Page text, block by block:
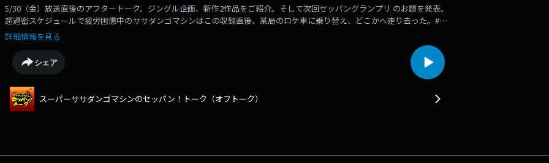
5/30（金）放送直後のアフタートーク。ジングル企画、新作2作品をご紹介。そして次回セッパングランプリ のお題を発表。
超過密スケジュールで疲労困憊中のササダンゴマシンはこの収録直後、某局のロケ車に乗り替え、どこかへ走り去った。#セ
ッパン
詳細情報を見る
シェア
スーパーササダンゴマシンのセッパン！トーク（オフトーク）